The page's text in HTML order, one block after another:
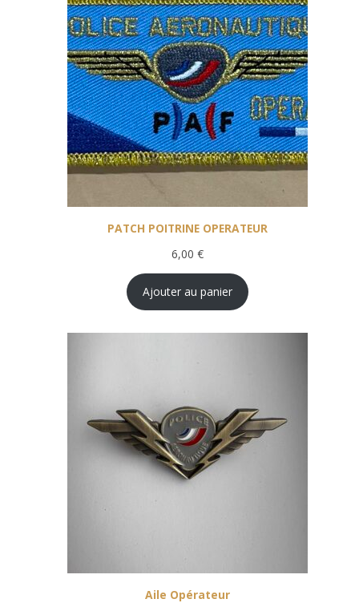
PATCH POITRINE OPERATEUR
6,00 €
Ajouter au panier
Aile Opérateur